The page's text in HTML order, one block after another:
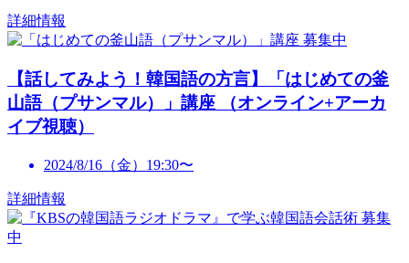
詳細情報
募集中
【話してみよう！韓国語の方言】「はじめての釜
山語（プサンマル）」講座 （オンライン+アーカ
イブ視聴）
2024/8/16（金）19:30〜
詳細情報
募集
中